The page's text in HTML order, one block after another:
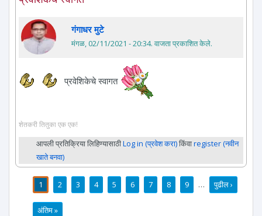
गंगाधर मुटे
मंगळ, 02/11/2021 - 20:34. वाजता प्रकाशित केले.
प्रवेशिकेचे स्वागत
शेतकरी तितुका एक एक!
आपली प्रतिक्रिया लिहिण्यासाठीLog in (प्रवेश करा)किंवाregister (नवीन
खाते बनवा)
पाने 1 2 3 4 5 6 7 8 9 … पुढील ›
अंतिम »